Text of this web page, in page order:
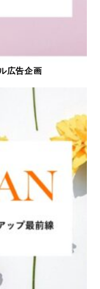
広告企画